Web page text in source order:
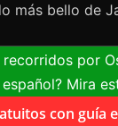
más bello de
recorridos por
Mira
con guía